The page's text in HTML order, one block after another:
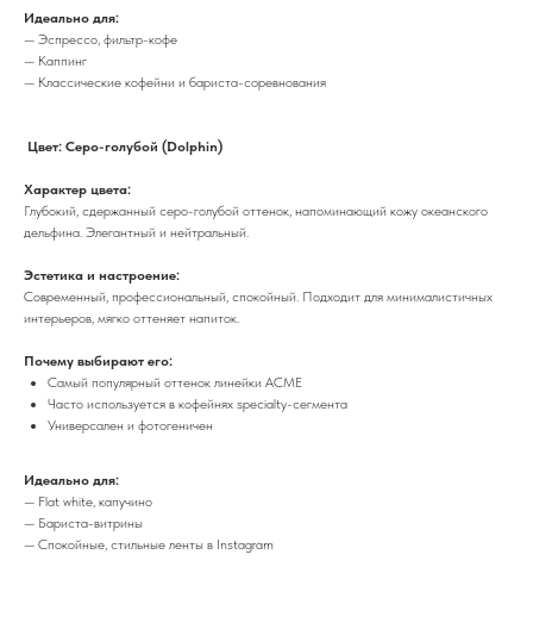
Идеально для:
— Эспрессо, фильтр-кофе
— Каппинг
— Классические кофейни и бариста-соревнования
Цвет: Серо-голубой (Dolphin)
Характер цвета:
Глубокий, сдержанный серо-голубой оттенок, напоминающий кожу океанского
дельфина. Элегантный и нейтральный.
Эстетика и настроение:
Современный, профессиональный, спокойный. Подходит для минималистичных
интерьеров, мягко оттеняет напиток.
Почему выбирают его:
Самый популярный оттенок линейки ACME
Часто используется в кофейнях specialty-сегмента
Универсален и фотогеничен
Идеально для:
— Flat white, капучино
— Бариста-витрины
— Спокойные, стильные ленты в Instagram